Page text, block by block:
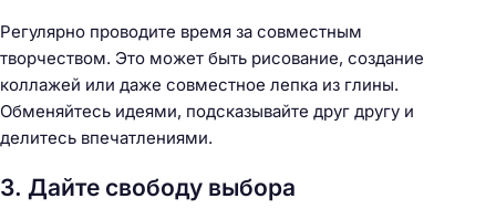
Регулярно проводите время за совместным
творчеством. Это может быть рисование, создание
коллажей или даже совместное лепка из глины.
Обменяйтесь идеями, подсказывайте друг другу и
делитесь впечатлениями.
3. Дайте свободу выбора